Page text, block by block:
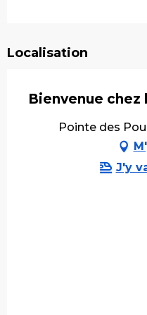
Localisation
Bienvenue chez
Pointe des
J'y